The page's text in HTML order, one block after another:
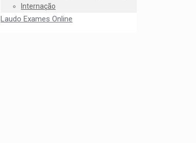
Internação
Laudo Exames Online